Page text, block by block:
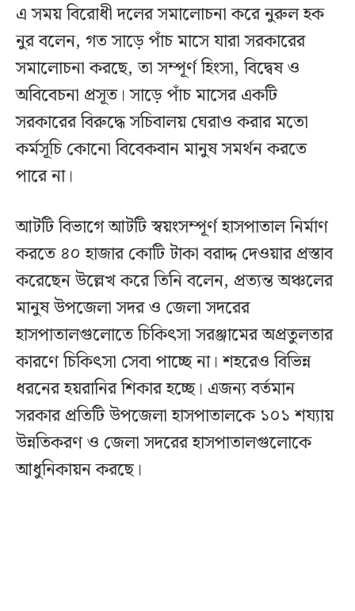
এ সময় বিরোধী দলের সমালোচনা করে নুরুল হক
নুর বলেন, গত সাড়ে পাঁচ মাসে যারা সরকারের
সমালোচনা করছে, তা সম্পূর্ণ হিংসা, বিদ্বেষ ও
অবিবেচনা প্রসূত। সাড়ে পাঁচ মাসের একটি
সরকারের বিরুদ্ধে সচিবালয় ঘেরাও করার মতো
কর্মসূচি কোনো বিবেকবান মানুষ সমর্থন করতে
পারে না।
আটটি বিভাগে আটটি স্বয়ংসম্পূর্ণ হাসপাতাল নির্মাণ
করতে ৪০ হাজার কোটি টাকা বরাদ্দ দেওয়ার প্রস্তাব
করেছেন উল্লেখ করে তিনি বলেন, প্রত্যন্ত অঞ্চলের
মানুষ উপজেলা সদর ও জেলা সদরের
হাসপাতালগুলোতে চিকিৎসা সরঞ্জামের অপ্রতুলতার
কারণে চিকিৎসা সেবা পাচ্ছে না। শহরেও বিভিন্ন
ধরনের হয়রানির শিকার হচ্ছে। এজন্য বর্তমান
সরকার প্রতিটি উপজেলা হাসপাতালকে ১০১ শয্যায়
উন্নতিকরণ ও জেলা সদরের হাসপাতালগুলোকে
আধুনিকায়ন করছে।